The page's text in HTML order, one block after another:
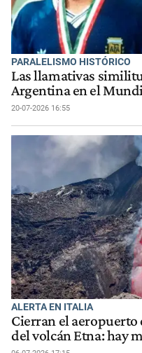
PARALELISMO HISTÓRICO
Las llamativas
Argentina en el
20-07-2026 16:55
ALERTA EN ITALIA
Cierran el
del volcán Etna: hay